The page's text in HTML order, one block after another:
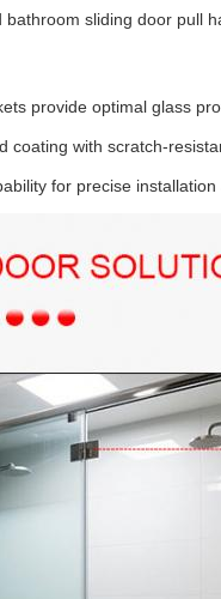
sliding door pull
provide optimal glass
coating with scratch-
for precise